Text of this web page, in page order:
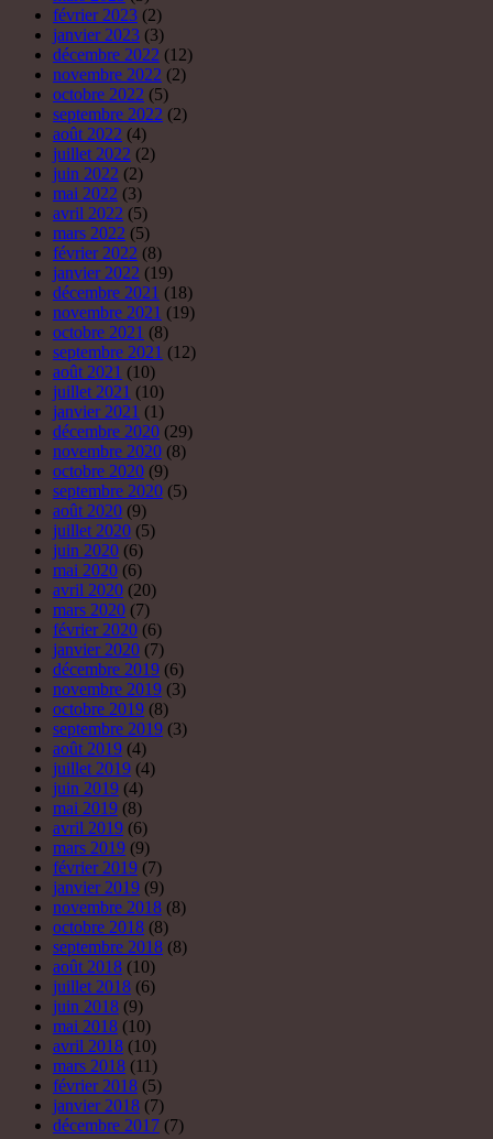
février 2023 (2)
janvier 2023 (3)
décembre 2022 (12)
novembre 2022 (2)
octobre 2022 (5)
septembre 2022 (2)
août 2022 (4)
juillet 2022 (2)
juin 2022 (2)
mai 2022 (3)
avril 2022 (5)
mars 2022 (5)
février 2022 (8)
janvier 2022 (19)
décembre 2021 (18)
novembre 2021 (19)
octobre 2021 (8)
septembre 2021 (12)
août 2021 (10)
juillet 2021 (10)
janvier 2021 (1)
décembre 2020 (29)
novembre 2020 (8)
octobre 2020 (9)
septembre 2020 (5)
août 2020 (9)
juillet 2020 (5)
juin 2020 (6)
mai 2020 (6)
avril 2020 (20)
mars 2020 (7)
février 2020 (6)
janvier 2020 (7)
décembre 2019 (6)
novembre 2019 (3)
octobre 2019 (8)
septembre 2019 (3)
août 2019 (4)
juillet 2019 (4)
juin 2019 (4)
mai 2019 (8)
avril 2019 (6)
mars 2019 (9)
février 2019 (7)
janvier 2019 (9)
novembre 2018 (8)
octobre 2018 (8)
septembre 2018 (8)
août 2018 (10)
juillet 2018 (6)
juin 2018 (9)
mai 2018 (10)
avril 2018 (10)
mars 2018 (11)
février 2018 (5)
janvier 2018 (7)
décembre 2017 (7)